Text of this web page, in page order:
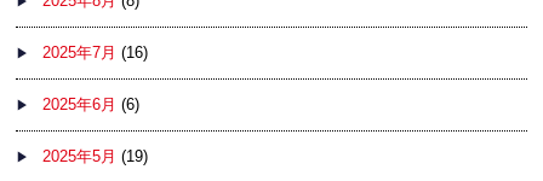
2025年7月 (16)
2025年6月 (6)
2025年5月 (19)